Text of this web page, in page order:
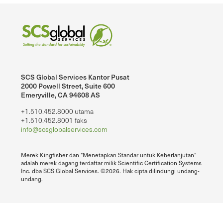
SCS Global Services Kantor Pusat
2000 Powell Street, Suite 600
Emeryville, CA 94608 AS
+1.510.452.8000 utama
+1.510.452.8001 faks
info@scsglobalservices.com
Merek Kingfisher dan "Menetapkan Standar untuk Keberlanjutan"
adalah merek dagang terdaftar milik Scientific Certification Systems
Inc. dba SCS Global Services. ©2026. Hak cipta dilindungi undang-
undang.